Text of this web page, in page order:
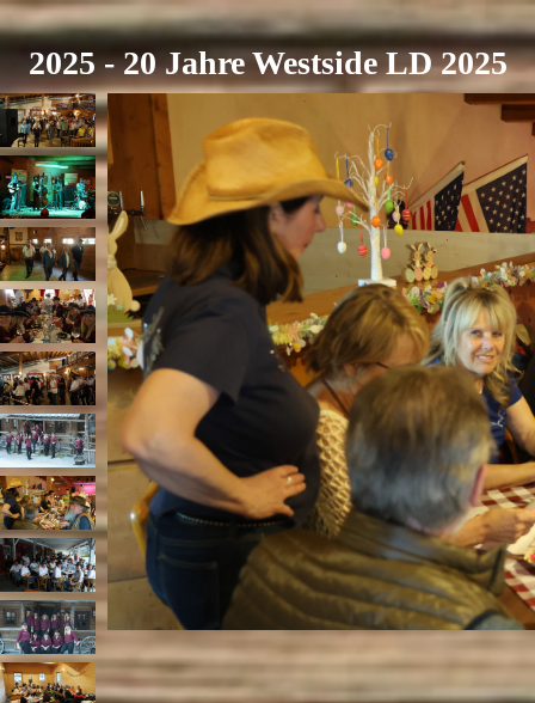
2025 - 20 Jahre Westside LD 2025